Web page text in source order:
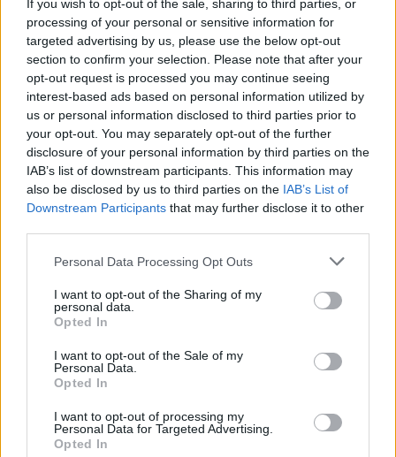
If you wish to opt-out of the sale, sharing to third parties, or
processing of your personal or sensitive information for
targeted advertising by us, please use the below opt-out
section to confirm your selection. Please note that after your
opt-out request is processed you may continue seeing
interest-based ads based on personal information utilized by
us or personal information disclosed to third parties prior to
your opt-out. You may separately opt-out of the further
disclosure of your personal information by third parties on the
IAB’s list of downstream participants. This information may
also be disclosed by us to third parties on the IAB’s List of
Downstream Participants that may further disclose it to other
Personal Data Processing Opt Outs
I want to opt-out of the Sharing of my
personal data.
Opted In
I want to opt-out of the Sale of my
Personal Data.
Opted In
I want to opt-out of processing my
Personal Data for Targeted Advertising.
Opted In
Τριμερής αμυντική
συμφωνία: Τουρκία,
Σαουδική Αραβία και
Πακιστάν ενισχύουν τους
δεσμούς τους
Ελληνικοί
στρατιωτική
σχεδιασμός
αξιοποίηση της
πληροφορίας
ΔΙΑΦΗΜΙΣΗ